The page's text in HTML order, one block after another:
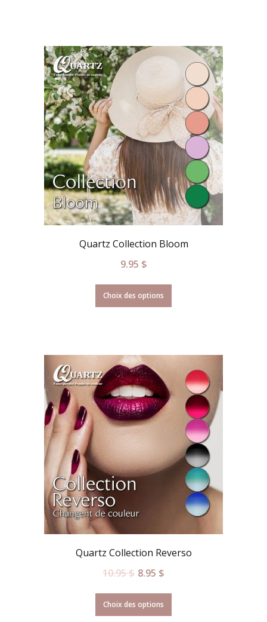
Quartz Collection Bloom
9.95 $
Choix des options
Quartz Collection Reverso
10.95$ 8.95 $
Choix des options